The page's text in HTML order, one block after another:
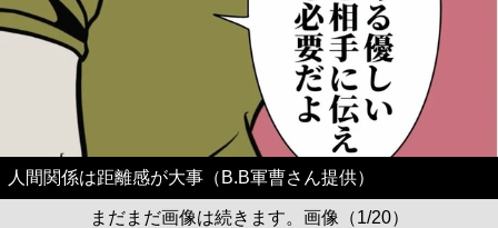
人間関係は距離感が大事（B.B軍曹さん提供）
まだまだ画像は続きます。画像（1/20）